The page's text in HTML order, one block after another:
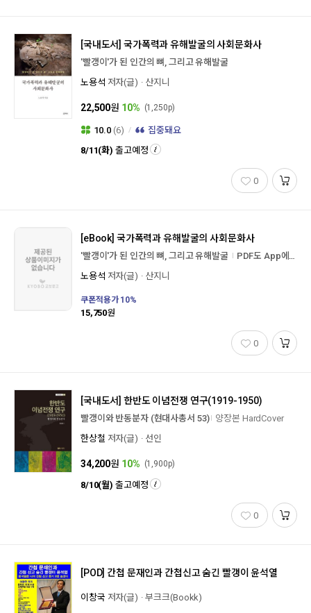
[국내도서] 국가폭력과 유해발굴의 사회문화사
'빨갱이'가 된 인간의 뼈, 그리고 유해발굴
노용석 저자(글) 산지니
22,500원 10% (1,250p)
10.0 (6)
집중돼요
8/11(화) 출고예정
0
[eBook] 국가폭력과 유해발굴의 사회문화사
'빨갱이'가 된 인간의 뼈, 그리고 유해발굴
PDF도 App에서 필기하며 독서하세요!
노용석 저자(글) 산지니
쿠폰적용가10%
15,750원
0
[국내도서] 한반도 이념전쟁 연구(1919-1950)
빨갱이와 반동분자 (현대사총서 53)
양장본 HardCover
한상철 저자(글) 선인
34,200원 10% (1,900p)
8/10(월) 출고예정
0
[POD] 간첩 문재인과 간첩신고 숨긴 빨갱이 윤석열
이창국 저자(글) 부크크(Bookk)